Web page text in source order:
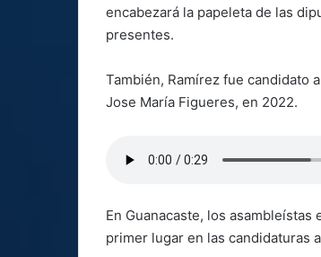
encabezará la papeleta de las
presentes.
También, Ramírez fue candidato
Jose María Figueres, en 2022.
En Guanacaste, los
primer lugar en las candidaturas